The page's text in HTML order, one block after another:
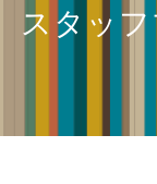
スタッ